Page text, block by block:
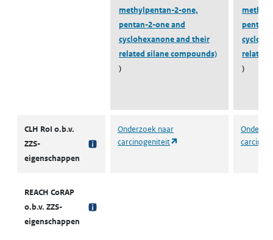
methylpentan-2-one,
pentan-2-one and
cyclohexanone and their
related silane compounds)
)
pentan-
related
)
CLH RoI o.b.v.
ZZS-
eigenschappen
Onderzoek naar
carcinogeniteit
(opent in een nieuw
REACH CoRAP
o.b.v. ZZS-
eigenschappen